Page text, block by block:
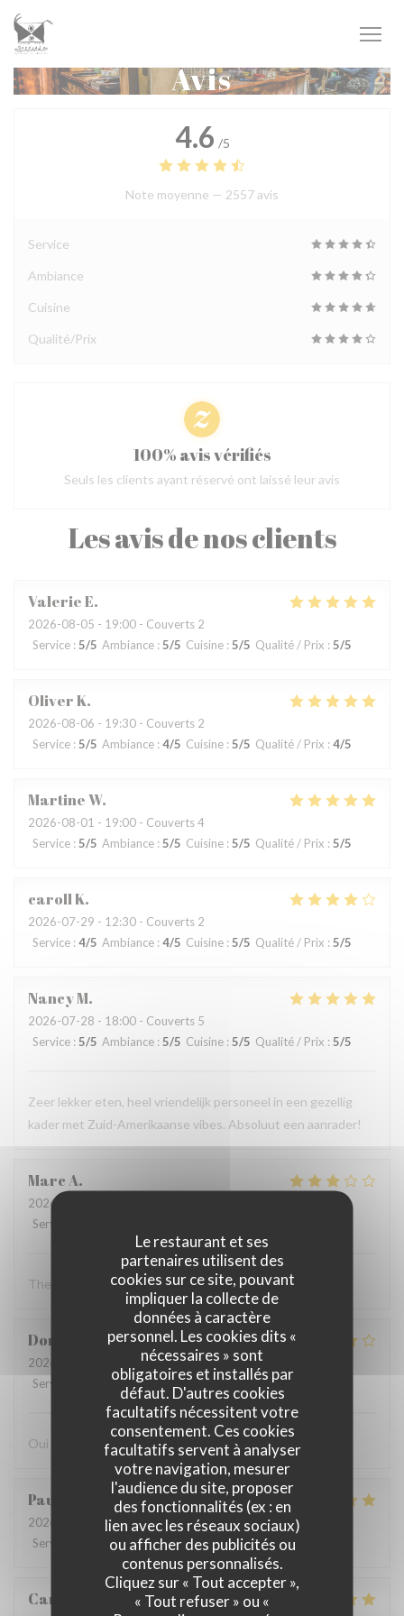
Personnalisation de vos choix en matière de cookies
Le restaurant et ses
partenaires utilisent des
cookies sur ce site, pouvant
impliquer la collecte de
données à caractère
personnel. Les cookies dits «
nécessaires » sont
obligatoires et installés par
défaut. D'autres cookies
facultatifs nécessitent votre
consentement. Ces cookies
facultatifs servent à analyser
votre navigation, mesurer
l'audience du site, proposer
des fonctionnalités (ex : en
lien avec les réseaux sociaux)
ou afficher des publicités ou
contenus personnalisés.
Cliquez sur « Tout accepter »,
« Tout refuser » ou «
Avis
Les avis de nos clients
ValerieE
2026-08-05 - 19:00 - Couverts 2
Service : 5/5 Ambiance : 5/5 Cuisine : 5/5 Qualité / Prix : 5/5
OliverK
2026-08-06 - 19:30 - Couverts 2
Service : 5/5 Ambiance : 4/5 Cuisine : 5/5 Qualité / Prix : 4/5
MartineW
2026-08-01 - 19:00 - Couverts 4
Service : 5/5 Ambiance : 5/5 Cuisine : 5/5 Qualité / Prix : 5/5
carollK
2026-07-29 - 12:30 - Couverts 2
Service : 4/5 Ambiance : 4/5 Cuisine : 5/5 Qualité / Prix : 5/5
NancyM
2026-07-28 - 18:00 - Couverts 5
Service : 5/5 Ambiance : 5/5 Cuisine : 5/5 Qualité / Prix :5/5
Zeer lekker eten, heel vriendelijk personeel in een gezellig
kader met Zuid-Amerikaanse vibes. Absoluut een aanrader!
MarcA
2026-07-29
Service
The food was good
Dominique F
2026-07-26
- 19:00 - Couverts 3
Service
Ambiance: 4/5 Cuisine: 4/5 Qualité / Prix
Oui
Paulo
2026-07-28
- 12:15 - Couverts 8
Service
Ambiance:5/5 Cuisine: 5/5 Qualité / Prix
Carolina
4.6 /5
Note moyenne — 2557 avis
Service
Ambiance
Cuisine
Qualité/Prix
100% avis vérifiés
Seuls les clients ayant réservé ont laissé leur avis